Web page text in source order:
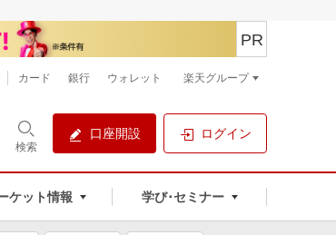
検索
口座開設 ログイン
ケット情報 学び･セミナー
PR
カード 銀行 ウォレット 楽天グループ